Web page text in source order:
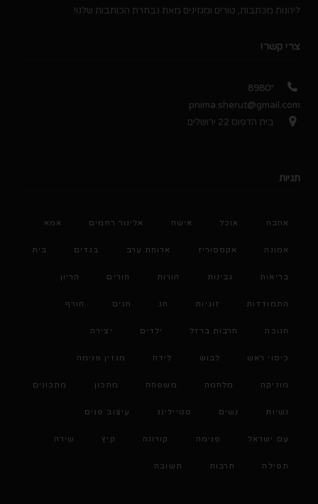
ליהנות מכתבות, טורים ומגזינים מאת נבחרת הכותבות שלנו!
צרי קשר!
*8980
pnima.sherut@gmail.com
בית הדפוס 22 ירושלים
תגיות
אהבה אוכל אישה אלינור רחמים אמא
אמונה אקססוריז ארוחת ערב בגדים בית
בריאות גבינות הורות הורים הריון
התמודדות זוגיות חג חגים חורף
חנוכה חרבות ברזל ילדים יצירה
כיסוי ראש לבוש לידה מגזין פנימה
מוזיקה מלחמה משפחה מתכון מתכונים
נשיות נשים סטיילינג עיצוב פנים
עם ישראל פנימה קורונה קיץ שירה
תפילה תרבות תשובה